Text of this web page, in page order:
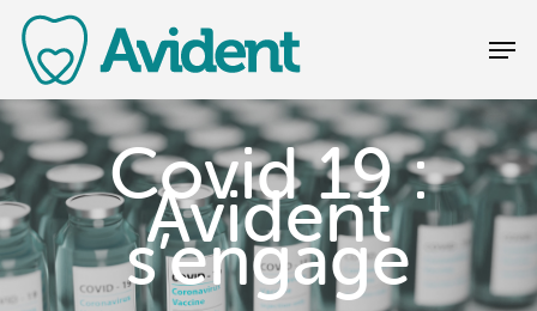
Covid 19 :
Avident
s’engage